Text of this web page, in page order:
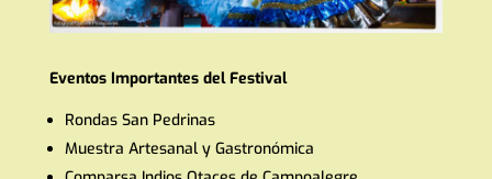
Eventos Importantes del Festival
Rondas San Pedrinas
Muestra Artesanal y Gastronómica